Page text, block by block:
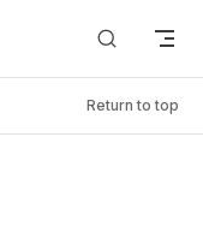
Return to top